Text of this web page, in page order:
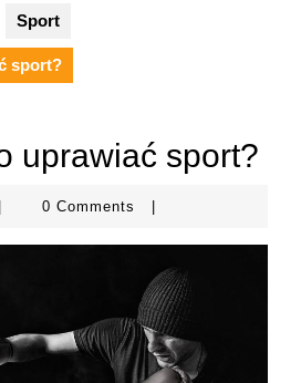
Sport
sport?
uprawiać sport?
0 Comments